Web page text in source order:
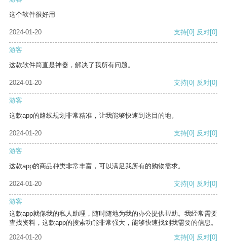
这个软件很好用
2024-01-20 支持[0] 反对[0]
游客
这款软件简直是神器，解决了我所有问题。
2024-01-20 支持[0] 反对[0]
游客
这款app的路线规划非常精准，让我能够快速到达目的地。
2024-01-20 支持[0] 反对[0]
游客
这款app的商品种类非常丰富，可以满足我所有的购物需求。
2024-01-20 支持[0] 反对[0]
游客
这款app就像我的私人助理，随时随地为我的办公提供帮助。我经常需要
查找资料，这款app的搜索功能非常强大，能够快速找到我需要的信息。
2024-01-20
支持[0] 反对[0]